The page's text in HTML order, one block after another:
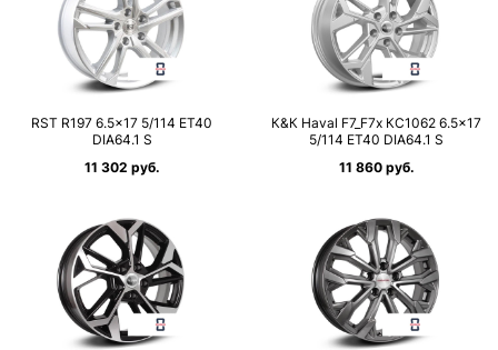
RST R197 6.5×17 5/114 ET40
DIA64.1 S
11 302 руб.
К&К Haval F7_F7x КС1062 6.5×17
5/114 ET40 DIA64.1 S
11 860 руб.